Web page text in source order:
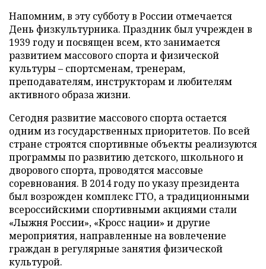
Напомним, в эту субботу в России отмечается
День физкультурника. Праздник был учрежден в
1939 году и посвящен всем, кто занимается
развитием массового спорта и физической
культуры – спортсменам, тренерам,
преподавателям, инструкторам и любителям
активного образа жизни.
Сегодня развитие массового спорта остается
одним из государственных приоритетов. По всей
стране строятся спортивные объекты реализуются
программы по развитию детского, школьного и
дворового спорта, проводятся массовые
соревнования. В 2014 году по указу президента
был возрожден комплекс ГТО, а традиционными
всероссийскими спортивными акциями стали
«Лыжня России», «Кросс нации» и другие
мероприятия, направленные на вовлечение
граждан в регулярные занятия физической
культурой.